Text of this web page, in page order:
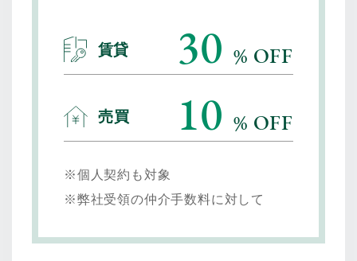
賃貸 30 % OFF
売買 10 % OFF
※個人契約も対象
※弊社受領の仲介手数料に対して